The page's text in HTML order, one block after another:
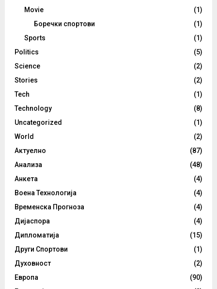
Movie
(1)
Боречки спортови
(1)
Sports
(1)
Politics
(5)
Science
(2)
Stories
(2)
Tech
(1)
Technology
(8)
Uncategorized
(1)
World
(2)
Актуелно
(87)
Анализа
(48)
Анкета
(4)
Воена Технологија
(4)
Временска Прогноза
(4)
Дијаспора
(4)
Дипломатија
(15)
Други Спортови
(1)
Духовност
(2)
Европа
(90)